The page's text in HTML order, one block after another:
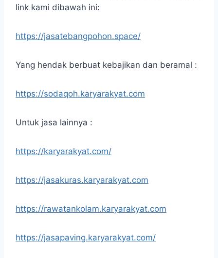
link kami dibawah ini:
https://jasatebangpohon.space/
Yang hendak berbuat kebajikan dan beramal :
https://sodaqoh.karyarakyat.com
Untuk jasa lainnya :
https://karyarakyat.com/
https://jasakuras.karyarakyat.com
https://rawatankolam.karyarakyat.com
https://jasapaving.karyarakyat.com/